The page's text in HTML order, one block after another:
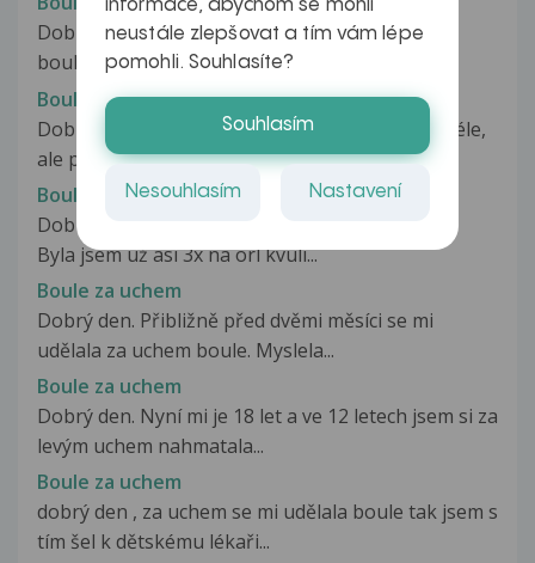
Dobrý den, před dvěmi dny se mi udělala menší
boule za uchem, myslel jsem si...
Boule za uchama
Dobrý den, asi před týdnem (možná je to tam déle,
ale postřehl jsem to teprve...
Boule za uchem
Dobrý den, mám dotaz ohledně uzlin za uchem.
Byla jsem už asi 3x na orl kvuli...
Boule za uchem
Dobrý den. Přibližně před dvěmi měsíci se mi
udělala za uchem boule. Myslela...
Boule za uchem
Dobrý den. Nyní mi je 18 let a ve 12 letech jsem si za
levým uchem nahmatala...
Boule za uchem
dobrý den , za uchem se mi udělala boule tak jsem s
tím šel k dětskému lékaři...
informace, abychom se mohli
neustále zlepšovat a tím vám lépe
pomohli. Souhlasíte?
Souhlasím
Nesouhlasím Nastavení